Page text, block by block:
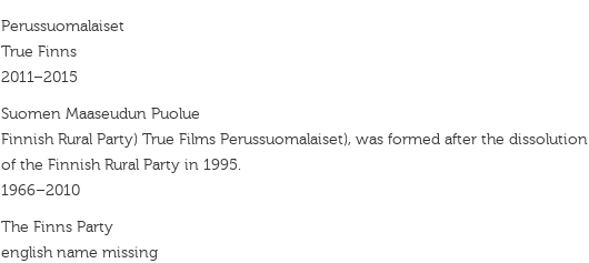
Perussuomalaiset
True Finns
2011–2015
Suomen Maaseudun Puolue
Finnish Rural Party) True Films Perussuomalaiset), was formed after the dissolution
of the Finnish Rural Party in 1995.
1966–2010
The Finns Party
english name missing